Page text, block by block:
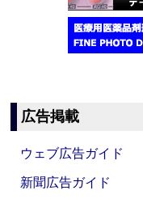
広告掲載
ウェブ広告ガイド
新聞広告ガイド